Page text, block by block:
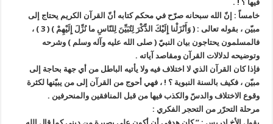
فيها ؟ ! .
خامساً : إنّ الله سبحانه صرّح في محكم كتابه أنّ القرآن الكريم يحتاج إلى
مبيّن ، بقوله تعالى : ( وَأَنْزَلْنا إِلَيْكَ الذِّكْرَ لِتُبَيِّنَ لِلنّاسِ ما نُزِّلَ إِلَيْهِمْ ) ( 3 ) ،
فالمسلمون يحتاجون بيان النبيّ ( صلى الله عليه وآله وسلم ) وشرحه
وتوضيحه لدلالات القرآن ومقاصد آياته .
فإذا كان القرآن الذي لا اختلاف فيه ولا يأتيه الباطل من أي جهة بحاجة إلى
مبيّن ، فكيف بالسنة النبوية ؟ ! ، فهي أحوج من القرآن إلى من يبيّنها لكثرة
وقوع الاختلاف والدسّ والكذب فيها من قبل المنافقين والمنحرفين .
مرحلة التحرّر من التحجر الفكري :